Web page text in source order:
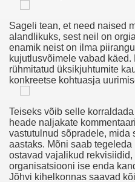
Sageli tean, et need naised
alandlikuks, sest neil on
enamik neist on ilma
kujutlusvõimele vabad
rühmitatud üksikjuhtumite
konkreetse kohtuasja
Teiseks võib selle
heade naljakate
vastutulnud sõpradele, mida
aastaks. Mõni saab
ostavad vajalikud rekvisiidid,
organisatsiooni ise enda
Jõhvi kihelkonnas saavad
Geile Omakut Dikke
Fetisjweek
Anal Sex Video